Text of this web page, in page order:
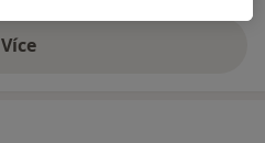
Víceo zkušenostech